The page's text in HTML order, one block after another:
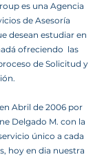
es una Agencia
de Asesoría
desean estudiar en
ofreciendo las
de Solicitud y
Abril de 2006 por
Delgado M. con la
único a cada
hoy en dia nuestra